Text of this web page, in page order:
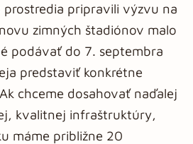
prostredia pripravili výzvu na
zimných štadiónov malo
podávať do 7. septembra
predstaviť konkrétne
chceme dosahovať naďalej
kvalitnej infraštruktúry,
máme približne 20